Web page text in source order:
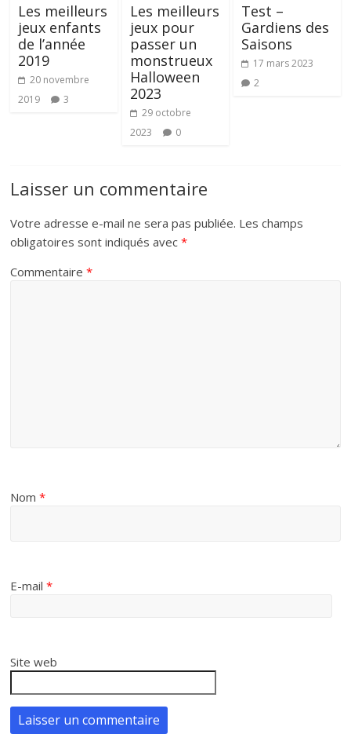
Les meilleurs
jeux enfants
de l’année
2019
20 novembre
2019
3
Les meilleurs
jeux pour
passer un
monstrueux
Halloween
2023
29 octobre
2023
0
Test –
Gardiens des
Saisons
17 mars 2023
2
Laisser un commentaire
Votre adresse e-mail ne sera pas publiée. Les champs
obligatoires sont indiqués avec*
Commentaire*
Nom*
E-mail*
Site web